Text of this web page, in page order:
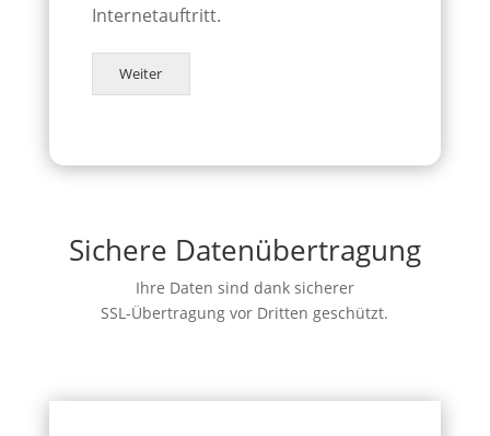
Internetauftritt.
Weiter
Sichere Datenübertragung
Ihre Daten sind dank sicherer
SSL-Übertragung vor Dritten geschützt.